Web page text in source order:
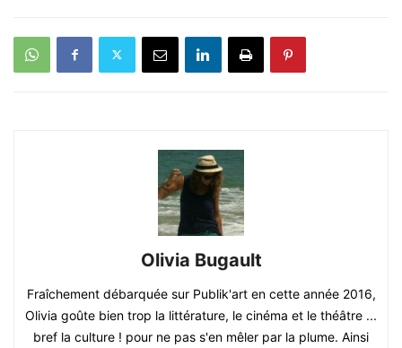
Olivia Bugault
Fraîchement débarquée sur Publik'art en cette année 2016,
Olivia goûte bien trop la littérature, le cinéma et le théâtre ...
bref la culture ! pour ne pas s'en mêler par la plume. Ainsi